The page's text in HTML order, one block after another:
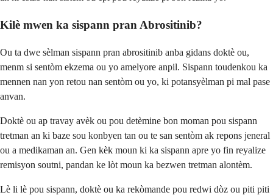
Kilè mwen ka sispann pran Abrositinib?
Ou ta dwe sèlman sispann pran abrositinib anba gidans doktè ou,
menm si sentòm ekzema ou yo amelyore anpil. Sispann toudenkou ka
mennen nan yon retou nan sentòm ou yo, ki potansyèlman pi mal pase
anvan.
Doktè ou ap travay avèk ou pou detèmine bon moman pou sispann
tretman an ki baze sou konbyen tan ou te san sentòm ak repons jeneral
ou a medikaman an. Gen kèk moun ki ka sispann apre yo fin reyalize
remisyon soutni, pandan ke lòt moun ka bezwen tretman alontèm.
Lè li lè pou sispann, doktè ou ka rekòmande pou redwi dòz ou piti piti